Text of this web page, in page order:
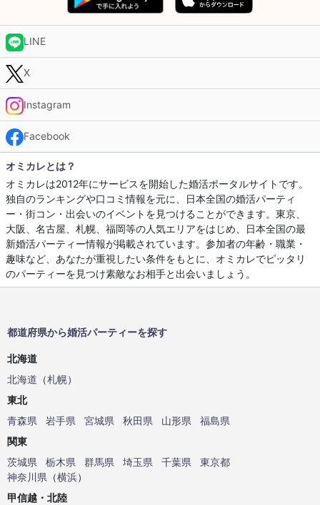
LINE
X
Instagram
Facebook
オミカレとは？
オミカレは2012年にサービスを開始した婚活ポータルサイトです。
独自のランキングや口コミ情報を元に、日本全国の婚活パーティ
ー・街コン・出会いのイベントを見つけることができます。東京、
大阪、名古屋、札幌、福岡等の人気エリアをはじめ、日本全国の最
新婚活パーティー情報が掲載されています。参加者の年齢・職業・
趣味など、あなたが重視したい条件をもとに、オミカレでピッタリ
のパーティーを見つけ素敵なお相手と出会いましょう。
都道府県から婚活パーティーを探す
北海道
北海道 （札幌）
東北
青森県
岩手県 宮城県 秋田県 山形県
福島県
関東
茨城県
栃木県 群馬県 埼玉県 千葉県
東京都
神奈川県 （横浜）
甲信越・北陸